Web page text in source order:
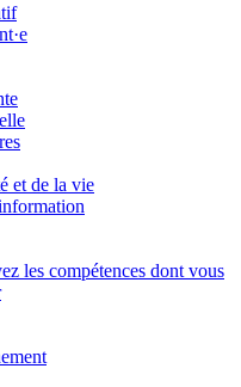
et de la vie
les compétences dont vous